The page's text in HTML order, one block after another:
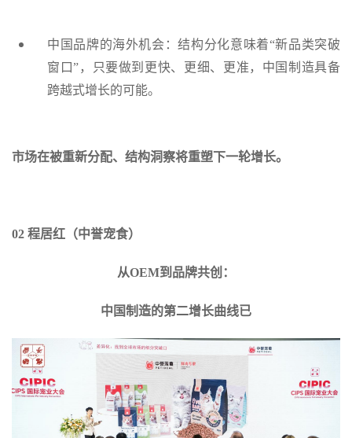
中国品牌的海外机会：结构分化意味着“新品类突破
窗口”，只要做到更快、更细、更准，中国制造具备
跨越式增长的可能。
市场在被重新分配、结构洞察将重塑下一轮增长。
02 程居红（中誉宠食）
从OEM到品牌共创：
中国制造的第二增长曲线已